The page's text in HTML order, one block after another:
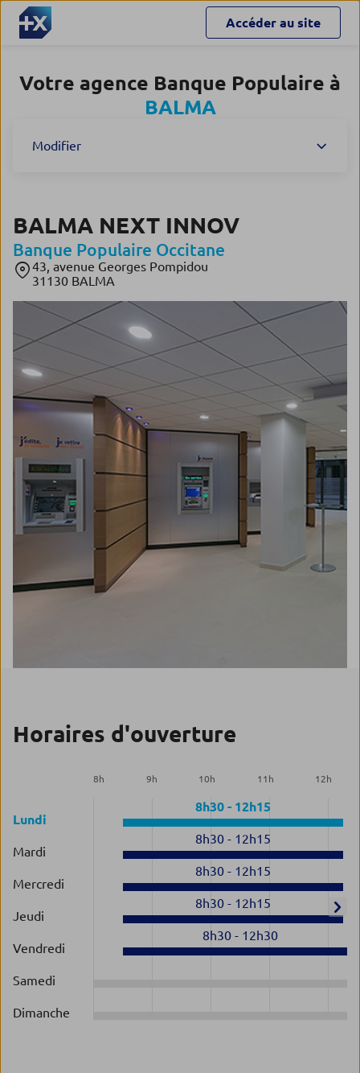
Accéder au site
Votre agence Banque Populaire à
BALMA
Modifier
BALMA NEXT INNOV
Banque Populaire Occitane
43, avenue Georges Pompidou
31130 BALMA
Horaires d'ouverture
8h 9h 10h 11 h 12h
Lundi
8h30- 12h15
Mardi
8h30- 12h15
Mercredi
8h30- 12h15
Jeudi
8h30- 12h15
Vendredi
8h30- 12h30
Samedi
Dimanche